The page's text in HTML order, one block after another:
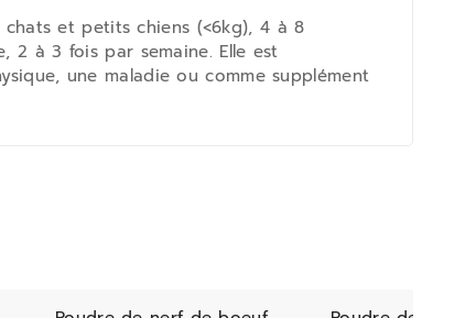
et petits chiens (<6kg), 4 à 8
2 à 3 fois par semaine. Elle est
une maladie ou comme supplément